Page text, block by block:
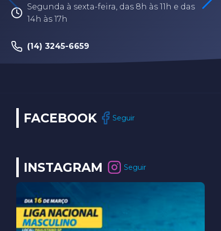
Segunda à sexta-feira, das 8h às 11h e das
14h às 17h
(14) 3245-6659
FACEBOOK Seguir
INSTAGRAM Seguir